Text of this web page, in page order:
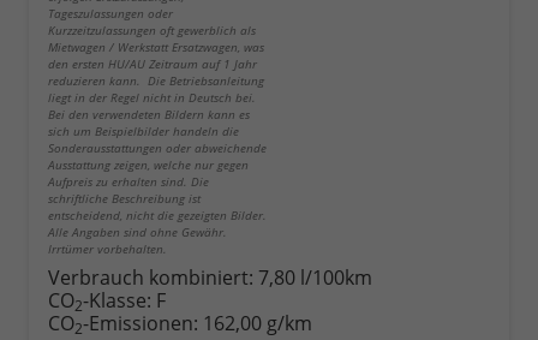
Tageszulassungen oder
Kurzzeitzulassungen oft gewerblich als
Mietwagen / Werkstatt Ersatzwagen, was
den ersten HU/AU Zeitraum auf 1 Jahr
reduzieren kann. Die Betriebsanleitung
liegt in der Regel nicht in Deutsch bei.
Bei den verwendeten Bildern kann es
sich um Beispielbilder handeln die
Sonderausstattungen oder abweichende
Ausstattung zeigen, welche nur gegen
Aufpreis zu erhalten sind. Die
schriftliche Beschreibung ist
entscheidend, nicht die gezeigten Bilder.
Alle Angaben sind ohne Gewähr.
Irrtümer vorbehalten.
Verbrauch kombiniert: 7,80 l/100km
CO2-Klasse: F
CO2-Emissionen: 162,00 g/km